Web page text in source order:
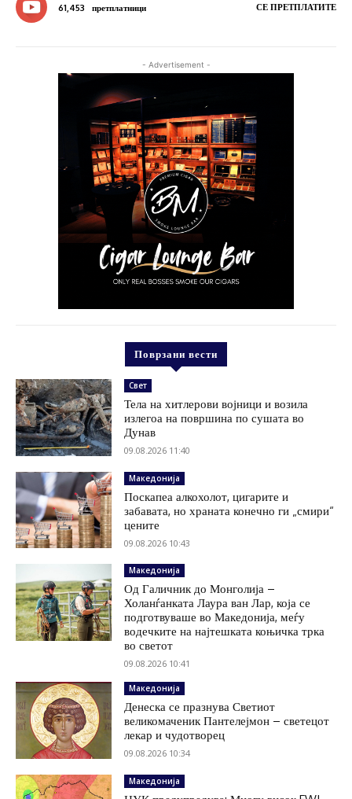
61,453 претплатници СЕ ПРЕТПЛАТИТЕ
- Advertisement -
Поврзани вести
Свет
Тела на хитлерови војници и возила
излегоа на површина по сушата во
Дунав
09.08.2026 11:40
Македонија
Поскапеа алкохолот, цигарите и
забавата, но храната конечно ги „смири“
цените
09.08.2026 10:43
Македонија
Од Галичник до Монголија –
Холанѓанката Лаура ван Лар, која се
подготвуваше во Македонија, меѓу
водечките на најтешката коњичка трка
во светот
09.08.2026 10:41
Македонија
Денеска се празнува Светиот
великомаченик Пантелејмон – светецот
лекар и чудотворец
09.08.2026 10:34
Македонија